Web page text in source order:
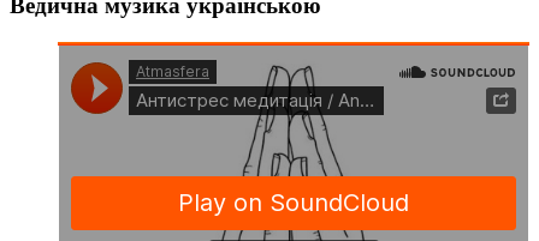
Ведична музика українською